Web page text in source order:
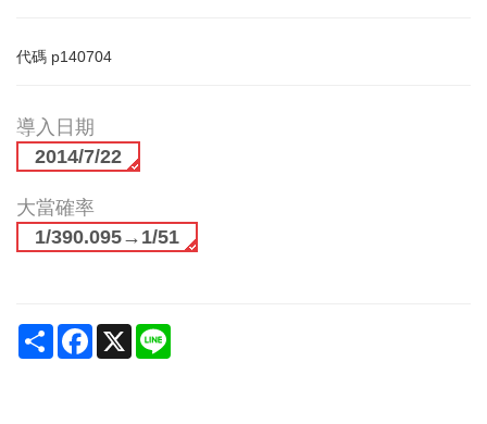
代碼 p140704
導入日期
2014/7/22
大當確率
1/390.095→1/51
ShareFacebook
X